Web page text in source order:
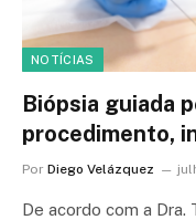
NOTÍCIAS
Biópsia guiada
procedimento,
Por Diego Velázquez
De acordo com a Dra.